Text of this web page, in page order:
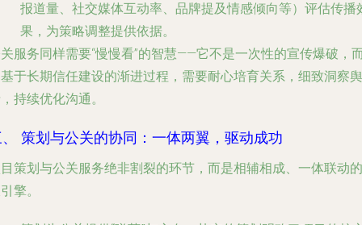
报道量、社交媒体互动率、品牌提及情感倾向等）评估传播
果，为策略调整提供依据。
服务同样需要“慢慢看”的智慧——它不是一次性的宣传爆破，
于长期信任建设的渐进过程，需要耐心培育关系，细致洞察舆
持续优化沟通。
策划与公关的协同：一体两翼，驱动成功
策划与公关服务绝非割裂的环节，而是相辅相成、一体联动的
擎。